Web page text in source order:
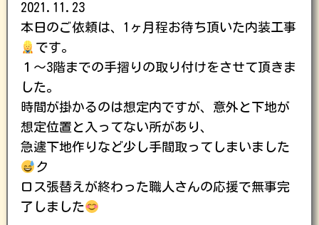
2021.11.23
本日のご依頼は、1ヶ月程お待ち頂いた内装工事
です。
１〜3階までの手摺りの取り付けをさせて頂きま
した。
時間が掛かるのは想定内ですが、意外と下地が
想定位置と入ってない所があり、
急遽下地作りなど少し手間取ってしまいました
ク
ロス張替えが終わった職人さんの応援で無事完
了しました